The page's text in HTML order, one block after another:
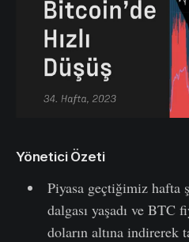
Yönetici Özeti
Piyasa geçtiğimiz hafta
dalgası yaşadı ve BTC
doların altına indirerek